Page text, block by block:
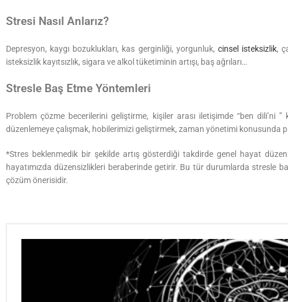
Stresi Nasıl Anlarız?
Depresyon, kaygı bozuklukları, kas gerginliği, yorgunluk, cinsel isteksizlik,
isteksizlik kayıtsızlık, sigara ve alkol tüketiminin artışı, baş ağrıları…
Stresle Baş Etme Yöntemleri
Problem çözme becerilerini geliştirme, kişiler arası iletişimde “ben
düzenlemeye çalışmak, hobilerimizi geliştirmek, zaman yönetimi konusunda
*Stres beklenmedik bir şekilde artış gösterdiği takdirde genel hayat
hayatımızda düzensizlikleri beraberinde getirir. Bu tür durumlarda stresle
çözüm önerisidir.